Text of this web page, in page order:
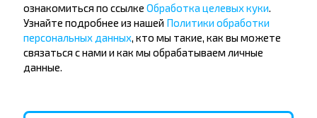
Есть ли какие-то ограничения на
поездку?
ознакомиться по ссылке Обработка целевых куки
Узнайте подробнее из нашей Политики обработки
персональных данных , кто мы такие, как вы можете
связаться с нами и как мы обрабатываем личные
данные.